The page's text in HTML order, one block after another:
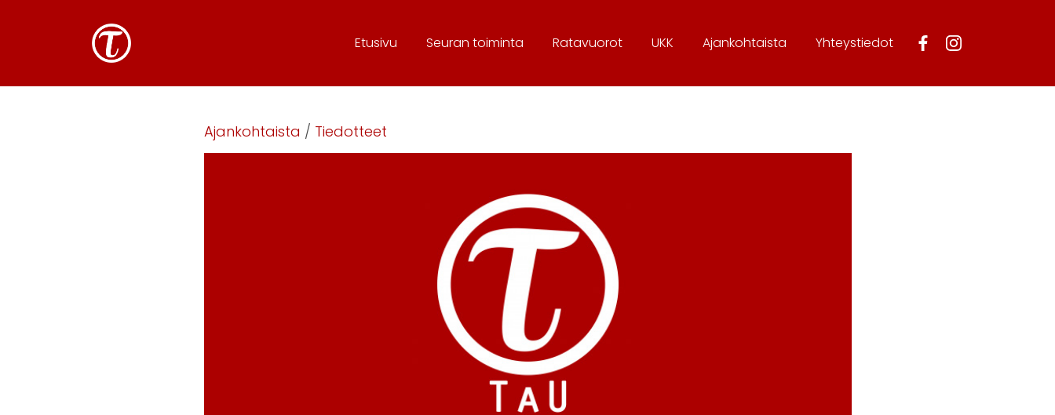
Etusivu Seuran toiminta Ratavuorot UKK Ajankohtaista Yhteystiedot
Ajankohtaista / Tiedotteet